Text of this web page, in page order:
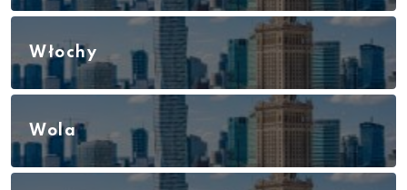
Włochy
Wola